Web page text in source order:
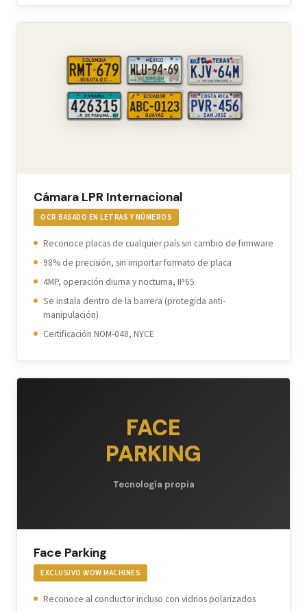
Cámara LPR Internacional
OCR BASADO EN LETRAS Y NÚMEROS
Reconoce placas de cualquier país sin cambio de firmware
98% de precisión, sin importar formato de placa
4MP, operación diurna y nocturna, IP65
Se instala dentro de la barrera (protegida anti-
manipulación)
Certificación NOM-048, NYCE
FACE
PARKING
Tecnología propia
Face Parking
EXCLUSIVO WOW MACHINES
Reconoce al conductor incluso con vidrios polarizados